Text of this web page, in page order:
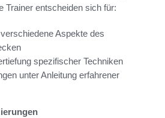
Trainer entscheiden sich für:
Aspekte des
spezifischer Techniken
unter Anleitung erfahrener